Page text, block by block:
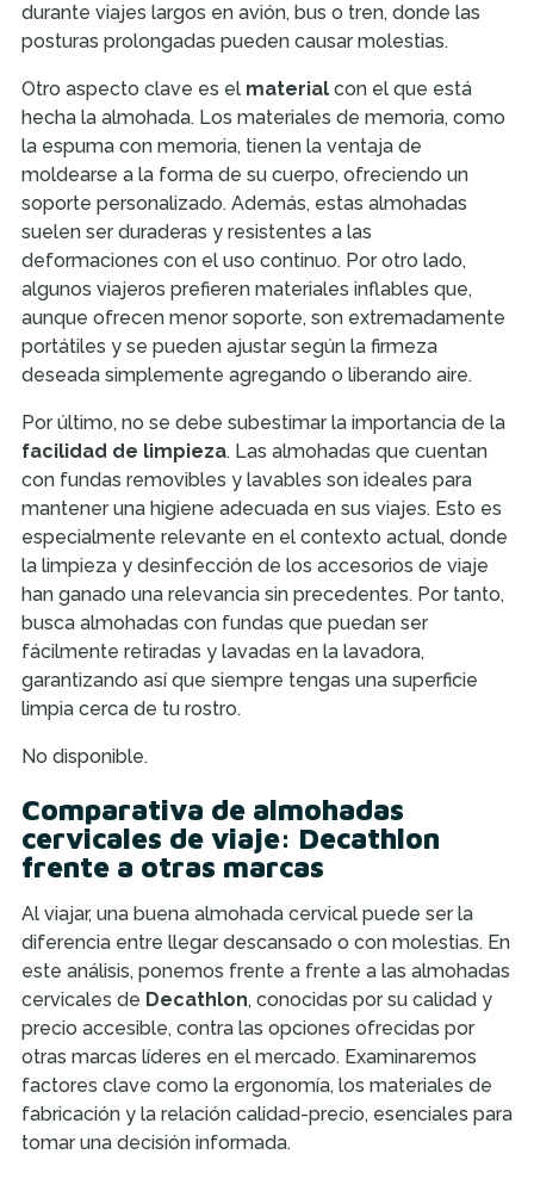
durante viajes largos en avión, bus o tren, donde las
posturas prolongadas pueden causar molestias.
Otro aspecto clave es el material con el que está
hecha la almohada. Los materiales de memoria, como
la espuma con memoria, tienen la ventaja de
moldearse a la forma de su cuerpo, ofreciendo un
soporte personalizado. Además, estas almohadas
suelen ser duraderas y resistentes a las
deformaciones con el uso continuo. Por otro lado,
algunos viajeros prefieren materiales inflables que,
aunque ofrecen menor soporte, son extremadamente
portátiles y se pueden ajustar según la firmeza
deseada simplemente agregando o liberando aire.
Por último, no se debe subestimar la importancia de la
facilidad de limpieza. Las almohadas que cuentan
con fundas removibles y lavables son ideales para
mantener una higiene adecuada en sus viajes. Esto es
especialmente relevante en el contexto actual, donde
la limpieza y desinfección de los accesorios de viaje
han ganado una relevancia sin precedentes. Por tanto,
busca almohadas con fundas que puedan ser
fácilmente retiradas y lavadas en la lavadora,
garantizando así que siempre tengas una superficie
limpia cerca de tu rostro.
No disponible.
Comparativa de almohadas
cervicales de viaje: Decathlon
frente a otras marcas
Al viajar, una buena almohada cervical puede ser la
diferencia entre llegar descansado o con molestias. En
este análisis, ponemos frente a frente a las almohadas
cervicales de Decathlon, conocidas por su calidad y
precio accesible, contra las opciones ofrecidas por
otras marcas líderes en el mercado. Examinaremos
factores clave como la ergonomía, los materiales de
fabricación y la relación calidad-precio, esenciales para
tomar una decisión informada.